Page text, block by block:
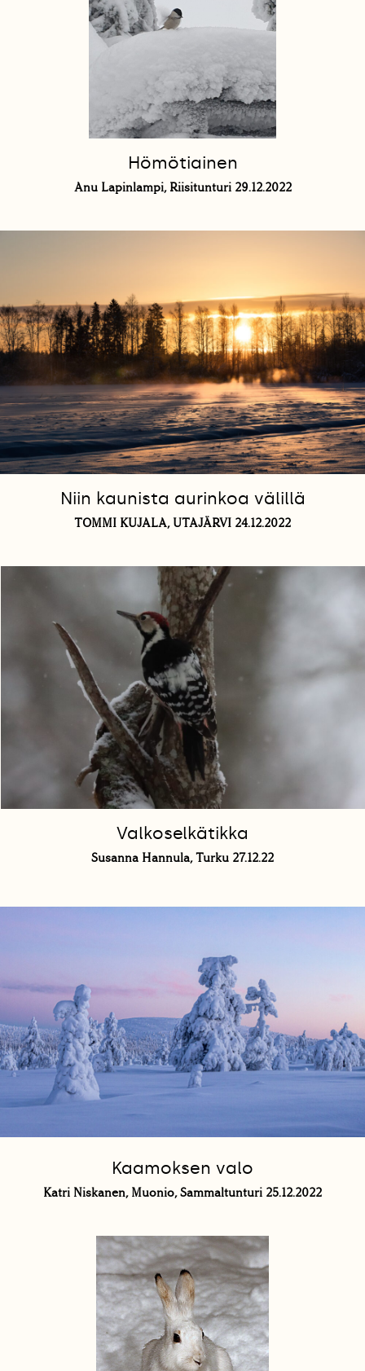
Hömötiainen
Anu Lapinlampi, Riisitunturi 29.12.2022
Niin kaunista aurinkoa välillä
TOMMI KUJALA, UTAJÄRVI 24.12.2022
Valkoselkätikka
Susanna Hannula, Turku 27.12.22
Kaamoksen valo
Katri Niskanen, Muonio, Sammaltunturi 25.12.2022